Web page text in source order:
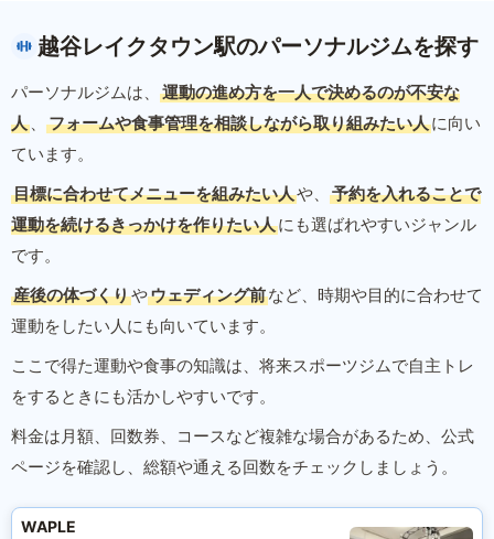
越谷レイクタウン駅のパーソナルジムを探す
パーソナルジムは、
運動の進め方を一人で決めるのが不安な
人 、 フォームや食事管理を相談しながら取り組みたい人に向い
ています。
目標に合わせてメニューを組みたい人や、
予約を入れることで
運動を続けるきっかけを作りたい人にも選ばれやすいジャンル
です。
産後の体づくりやウェディング前など、時期や目的に合わせて
運動をしたい人にも向いています。
ここで得た運動や食事の知識は、将来スポーツジムで自主トレ
をするときにも活かしやすいです。
料金は月額、回数券、コースなど複雑な場合があるため、公式
ページを確認し、総額や通える回数をチェックしましょう。
WAPLE